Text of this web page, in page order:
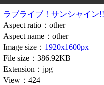
ラブライブ！サンシャイン!!
Aspect ratio：other
Aspect name：other
Image size： 1920x1600px
File size：386.92KB
Extension：jpg
View：424